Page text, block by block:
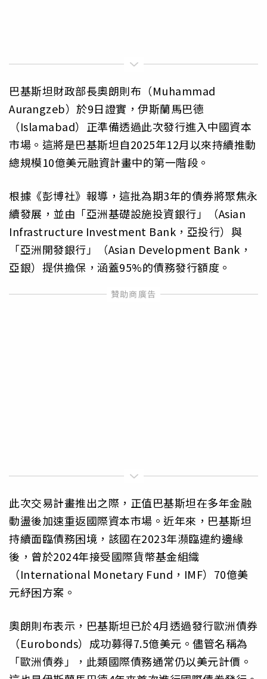
巴基斯坦財政部長奧朗則布（Muhammad
Aurangzeb）於9日證實，伊斯蘭馬巴德
（Islamabad）正準備透過此次發行進入中國資本
市場。這將是巴基斯坦自2025年12月以來持續推動
總規模10億美元融資計畫中的第一階段。
根據《彭博社》報導，這批為期3年的債券將聚焦永
續發展，並由「亞洲基礎設施投資銀行」（Asian
Infrastructure Investment Bank，亞投行）與
「亞洲開發銀行」（Asian Development Bank，
亞銀）提供擔保，涵蓋95%的債務發行額度。
此次交易計畫推出之際，正值巴基斯坦在多年金融
動盪後加速重返國際資本市場。近年來，巴基斯坦
持續面臨債務困境，該國在2023年瀕臨違約邊緣
後，曾於2024年接受國際貨幣基金組織
（International Monetary Fund，IMF）70億美
元紓困方案。
奧朗則布表示，巴基斯坦已於4月透過發行歐洲債券
（Eurobonds）成功募得7.5億美元。儘管名稱為
「歐洲債券」，此類國際債務通常仍以美元計價。